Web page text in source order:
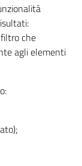
che
agli elementi